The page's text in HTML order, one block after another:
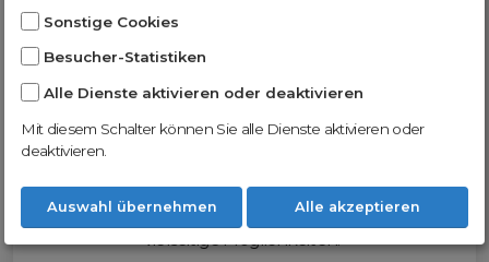
DomainCatcher-
Community!
Nutze unsere Erfahrung und profitiere
erleichtern wir dir den
Domainhandel und bieten dir
vielseitige Möglichkeiten.
Sonstige Cookies
Besucher-Statistiken
Alle Dienste aktivieren oder deaktivieren
Mit diesem Schalter können Sie alle Dienste aktivieren oder
deaktivieren.
Auswahl übernehmen Alle akzeptieren